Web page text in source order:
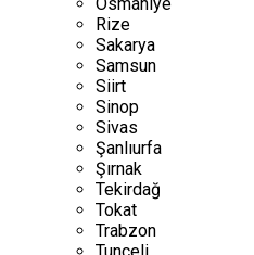
Rize
Sakarya
Samsun
Siirt
Sinop
Sivas
Şanlıurfa
Şırnak
Tekirdağ
Tokat
Trabzon